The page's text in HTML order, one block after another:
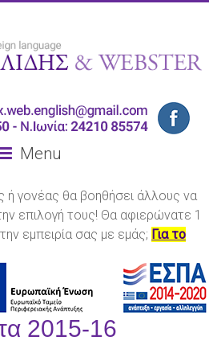
Menu
ή γονέας θα βοηθήσει άλλους να
επιλογή τους! Θα αφιερώνατε 1
εμπειρία σας με εμάς; Για το
2015-16